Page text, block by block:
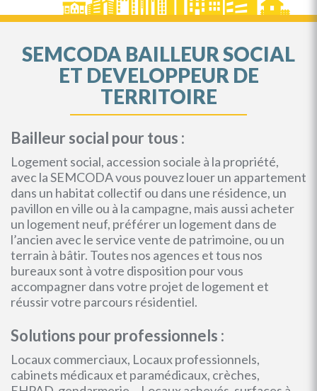
SEMCODA BAILLEUR SOCIAL
ET DEVELOPPEUR DE
TERRITOIRE
Bailleur social pour tous :
Logement social, accession sociale à la propriété,
avec la SEMCODA vous pouvez louer un appartement
dans un habitat collectif ou dans une résidence, un
pavillon en ville ou à la campagne, mais aussi acheter
un logement neuf, préférer un logement dans de
l’ancien avec le service vente de patrimoine, ou un
terrain à bâtir. Toutes nos agences et tous nos
bureaux sont à votre disposition pour vous
accompagner dans votre projet de logement et
réussir votre parcours résidentiel.
Solutions pour professionnels :
Locaux commerciaux, Locaux professionnels,
cabinets médicaux et paramédicaux, crèches,